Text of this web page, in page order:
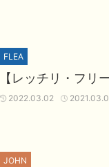
FLEA
【レッチリ・フリ
2022.03.02
JOHN